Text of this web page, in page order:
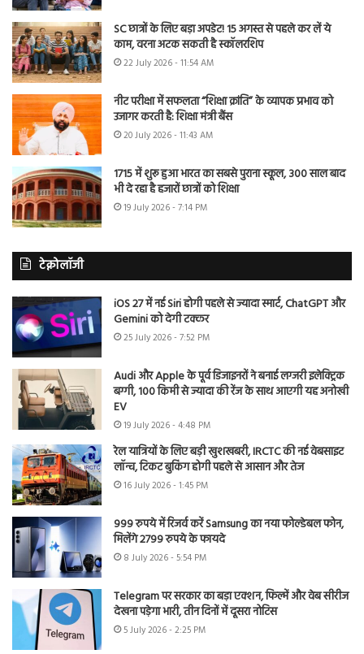
SC छात्रों के लिए बड़ा अपडेट! 15 अगस्त से पहले कर लें ये
काम, वरना अटक सकती है स्कॉलरशिप
22 July 2026 - 11:54 AM
नीट परीक्षा में सफलता “शिक्षा क्रांति” के व्यापक प्रभाव को
उजागर करती है: शिक्षा मंत्री बैंस
20 July 2026 - 11:43 AM
1715 में शुरू हुआ भारत का सबसे पुराना स्कूल, 300 साल बाद
भी दे रहा है हजारों छात्रों को शिक्षा
19 July 2026 - 7:14 PM
टेक्नोलॉजी
iOS 27 में नई Siri होगी पहले से ज्यादा स्मार्ट, ChatGPT और
Gemini को देगी टक्कर
25 July 2026 - 7:52 PM
Audi और Apple के पूर्व डिजाइनरों ने बनाई लग्जरी इलेक्ट्रिक
बग्गी, 100 किमी से ज्यादा की रेंज के साथ आएगी यह अनोखी
EV
19 July 2026 - 4:48 PM
रेल यात्रियों के लिए बड़ी खुशखबरी, IRCTC की नई वेबसाइट
लॉन्च, टिकट बुकिंग होगी पहले से आसान और तेज
16 July 2026 - 1:45 PM
999 रुपये में रिजर्व करें Samsung का नया फोल्डेबल फोन,
मिलेंगे 2799 रुपये के फायदे
8 July 2026 - 5:54 PM
Telegram पर सरकार का बड़ा एक्शन, फिल्में और वेब सीरीज
देखना पड़ेगा भारी, तीन दिनों में दूसरा नोटिस
5 July 2026 - 2:25 PM